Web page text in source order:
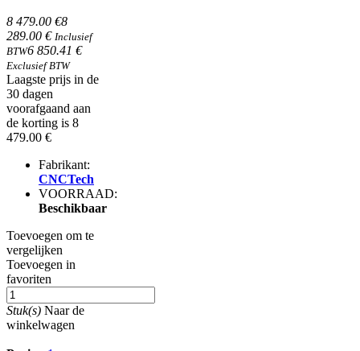
8 479.00 €8
289.00 € Inclusief
BTW6 850.41 €
Exclusief BTW
Laagste prijs in de
30 dagen
voorafgaand aan
de korting is 8
479.00 €
Fabrikant:
CNCTech
VOORRAAD:
Beschikbaar
Toevoegen om te
vergelijken
Toevoegen in
favoriten
Stuk(s) Naar de
winkelwagen